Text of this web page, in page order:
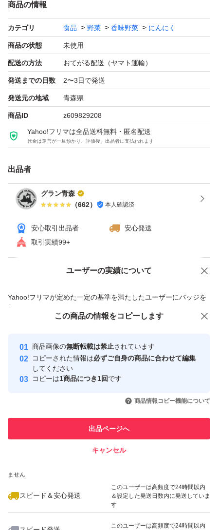
梱包はジップ付袋で脱酸素剤入りで梱包します。
【名称】 青森県産 黒ニンニク
【原料原産地名】青森県産 福地ホワイト
【加工場所】 青森県 五戸町
【内量量】 500g
【賞味期限】 常温3ヶ月間
冷蔵6ヶ月間
【保存方法】 直射日光を避け温度の低い所で
保管お願い致します。
本商品はネコポス発送ポスト投函となります。
宜しくお願い致します。(^^)
商品の情報
カテゴリ 食品 野菜 香味野菜 にんにく
商品の状態 未使用
配送の方法 おてがる配送（ヤマト運輸）
発送までの日数 2〜3日で発送
発送元の地域 青森県
商品ID z609829208
Yahoo!フリマは全品送料無料・匿名配送
代金は運営が一旦預かり、評価後、出品者に支払われます
出品者
グラン青森
（662） 本人確認済
安心取引出品者
安心発送
取引実績99+
ユーザーの実績について
Yahoo!フリマが定めた一定の基準を満たしたユーザーにバッジを
付与しています
安心取引出品者
心・安全なユーザーです
取引実績
引を完了させた実績があります
での取引実績があります
ません
スピード＆安心発送
このユーザーは高頻度で24時間以内
＆設定した発送日数内に発送していま
す
このユーザーは高頻度で24時間以内
価格の相談 商品への質問
この商品の情報をコピーします
商品画像の無断転載は禁止されています
コピーされた情報は必ずご自身の商品に合わせて編集
してください
コピーは1商品につき1回です
商品情報コピー機能について
出品ページへ
キャンセル
この商品をみている人にオススメ